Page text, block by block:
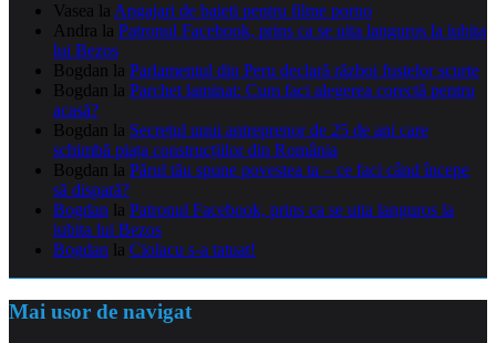
Vasea la Angajari de baieti pentru filme porno
Andra la Patronul Facebook, prins ca se uita languros la iubita
lui Bezos
Bogdan la Parlamentul din Peru declară război fustelor scurte
Bogdan la Parchet laminat: Cum faci alegerea corectă pentru
acasă?
Bogdan la Secretul unui antreprenor de 25 de ani care
schimbă piața construcțiilor din România
Bogdan la Părul tău spune povestea ta – ce faci când începe
să dispară?
Bogdan la Patronul Facebook, prins ca se uita languros la
iubita lui Bezos
Bogdan la Ciolacu s-a tatuat!
Mai usor de navigat